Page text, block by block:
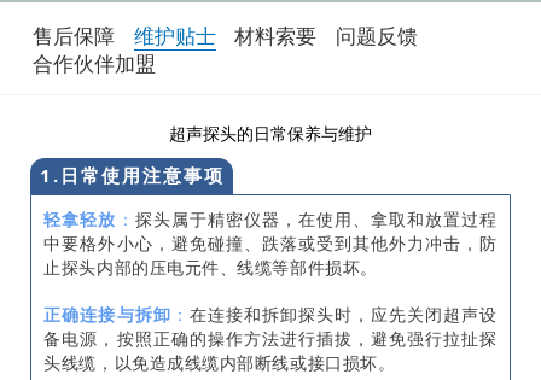
售后保障 维护贴士 材料索要
问题反馈
合作伙伴加盟
超声探头的日常保养与维护
1.日常使用注意事项
轻拿轻放 ： 探头属于精密仪器，在使用、拿取和放置过程
中要格外小心，避免碰撞、跌落或受到其他外力冲击，防
止探头内部的压电元件、线缆等部件损坏。
正确连接与拆卸 ： 在连接和拆卸探头时，应先关闭超声设
备电源，按照正确的操作方法进行插拔，避免强行拉扯探
头线缆，以免造成线缆内部断线或接口损坏。